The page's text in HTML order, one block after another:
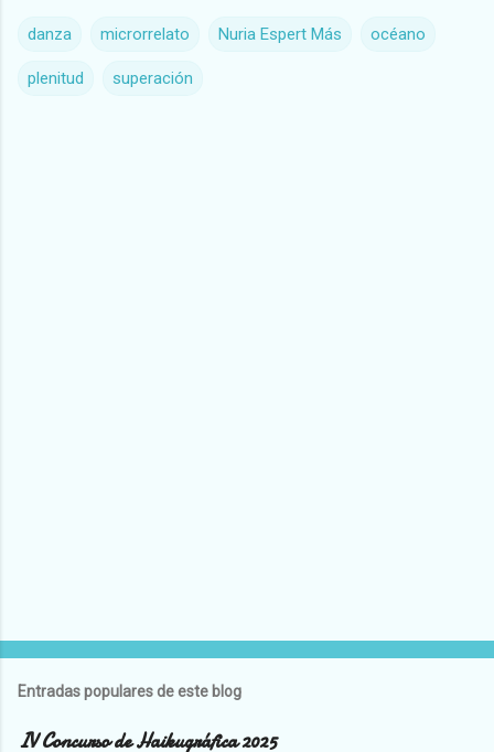
danza microrrelato Nuria Espert Más océano
plenitud superación
Entradas populares de este blog
IV Concurso de Haikugráfica 2025